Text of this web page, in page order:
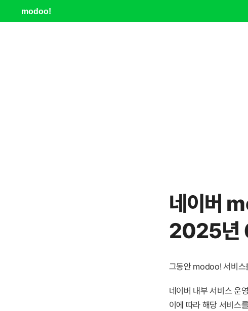
modoo!
네이버
2025년
그동안 modoo! 서비스
네이버 내부 서비스 운
이에 따라 해당 서비스